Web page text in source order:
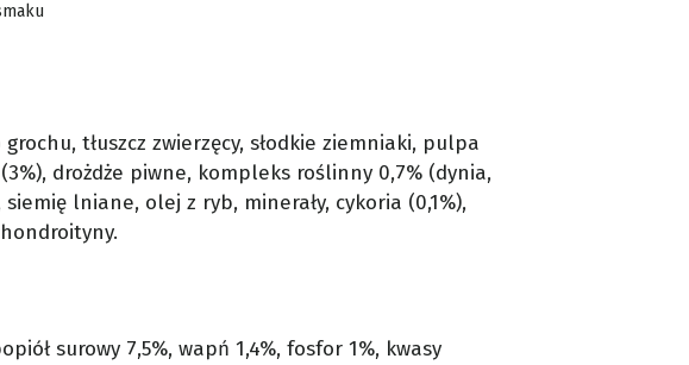
tłuszcz zwierzęcy, słodkie ziemniaki, pulpa
drożdże piwne, kompleks roślinny 0,7% (dynia,
lniane, olej z ryb, minerały, cykoria (0,1%),
surowy 7,5%, wapń 1,4%, fosfor 1%, kwasy